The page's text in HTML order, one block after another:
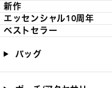
新作
エッセンシャル10周年
ベストセラー
バッグ